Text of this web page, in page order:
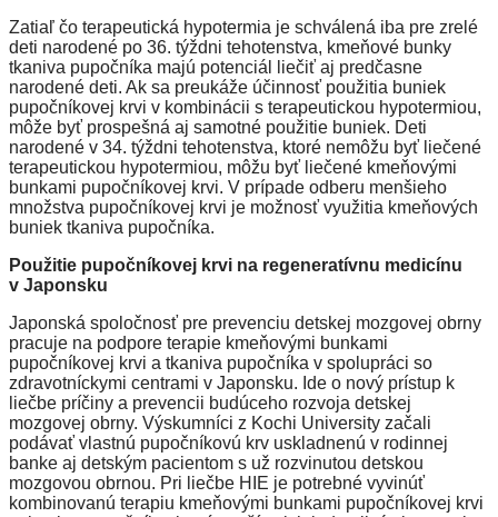
Zatiaľ čo terapeutická hypotermia je schválená iba pre zrelé
deti narodené po 36. týždni tehotenstva, kmeňové bunky
tkaniva pupočníka majú potenciál liečiť aj predčasne
narodené deti. Ak sa preukáže účinnosť použitia buniek
pupočníkovej krvi v kombinácii s terapeutickou hypotermiou,
môže byť prospešná aj samotné použitie buniek. Deti
narodené v 34. týždni tehotenstva, ktoré nemôžu byť liečené
terapeutickou hypotermiou, môžu byť liečené kmeňovými
bunkami pupočníkovej krvi. V prípade odberu menšieho
množstva pupočníkovej krvi je možnosť využitia kmeňových
buniek tkaniva pupočníka.
Použitie pupočníkovej krvi na regeneratívnu medicínu
v Japonsku
Japonská spoločnosť pre prevenciu detskej mozgovej obrny
pracuje na podpore terapie kmeňovými bunkami
pupočníkovej krvi a tkaniva pupočníka v spolupráci so
zdravotníckymi centrami v Japonsku. Ide o nový prístup k
liečbe príčiny a prevencii budúceho rozvoja detskej
mozgovej obrny. Výskumníci z Kochi University začali
podávať vlastnú pupočníkovú krv uskladnenú v rodinnej
banke aj detským pacientom s už rozvinutou detskou
mozgovou obrnou. Pri liečbe HIE je potrebné vyvinúť
kombinovanú terapiu kmeňovými bunkami pupočníkovej krvi